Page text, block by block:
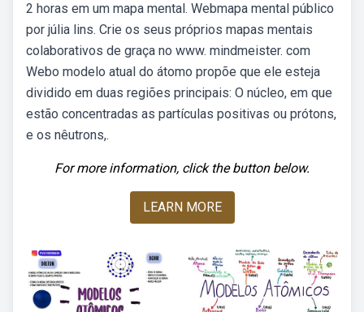
2 horas em um mapa mental. Webmapa mental público
por júlia lins. Crie os seus próprios mapas mentais
colaborativos de graça no www. mindmeister. com
Webo modelo atual do átomo propõe que ele esteja
dividido em duas regiões principais: O núcleo, em que
estão concentradas as partículas positivas ou prótons,
e os nêutrons,.
For more information, click the button below.
LEARN MORE